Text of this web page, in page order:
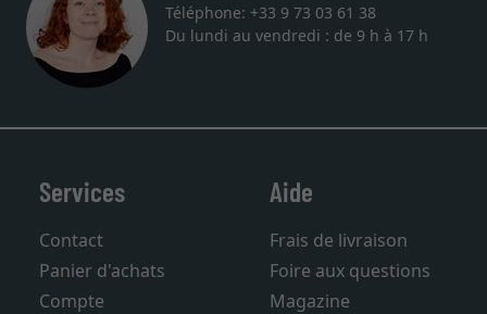
Téléphone: +33 9 73 03 61 38
Du lundi au vendredi : de 9 h à 17 h
Services
Contact
Panier d'achats
Compte
Aide
Frais de livraison
Foire aux questions
Magazine